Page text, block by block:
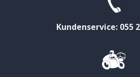
Kundenservice: 055